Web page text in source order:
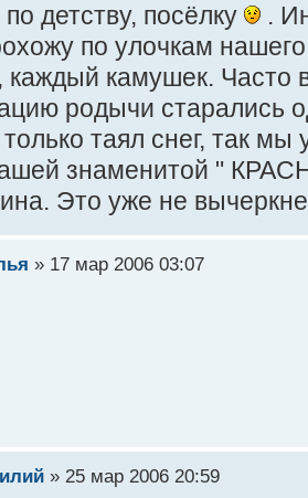
детству, посёлку
.
по улочкам
каждый камушек. Часто
родычи старались
таял снег, так мы
знаменитой "
Это уже не
» 17 мар 2006 03:07
» 25 мар 2006 20:59